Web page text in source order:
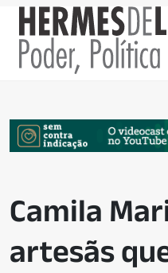
Camila
artesãs